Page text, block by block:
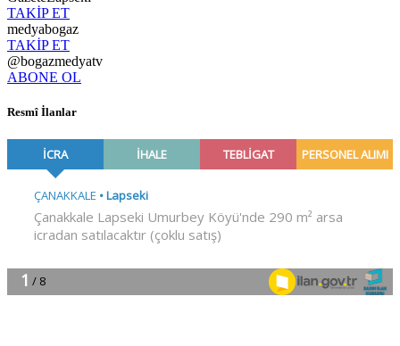
TAKİP ET
medyabogaz
TAKİP ET
@bogazmedyatv
ABONE OL
Resmî İlanlar